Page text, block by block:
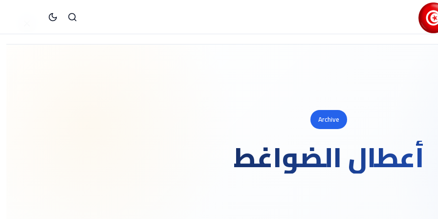
Archive
أعطال الضواغط